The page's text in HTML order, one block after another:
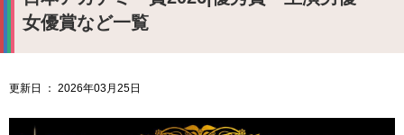
女優賞など一覧
更新日 ： 2026年03月25日